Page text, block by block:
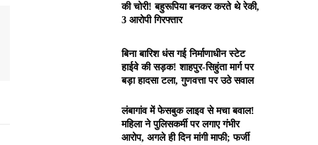
की चोरी! बहुरूपिया बनकर करते थे रेकी,
3 आरोपी गिरफ्तार
बिना बारिश धंस गई निर्माणाधीन स्टेट
हाईवे की सड़क! शाहपुर-सिहुंता मार्ग पर
बड़ा हादसा टला, गुणवत्ता पर उठे सवाल
लंबागांव में फेसबुक लाइव से मचा बवाल!
महिला ने पुलिसकर्मी पर लगाए गंभीर
आरोप, अगले ही दिन मांगी माफी; फर्जी